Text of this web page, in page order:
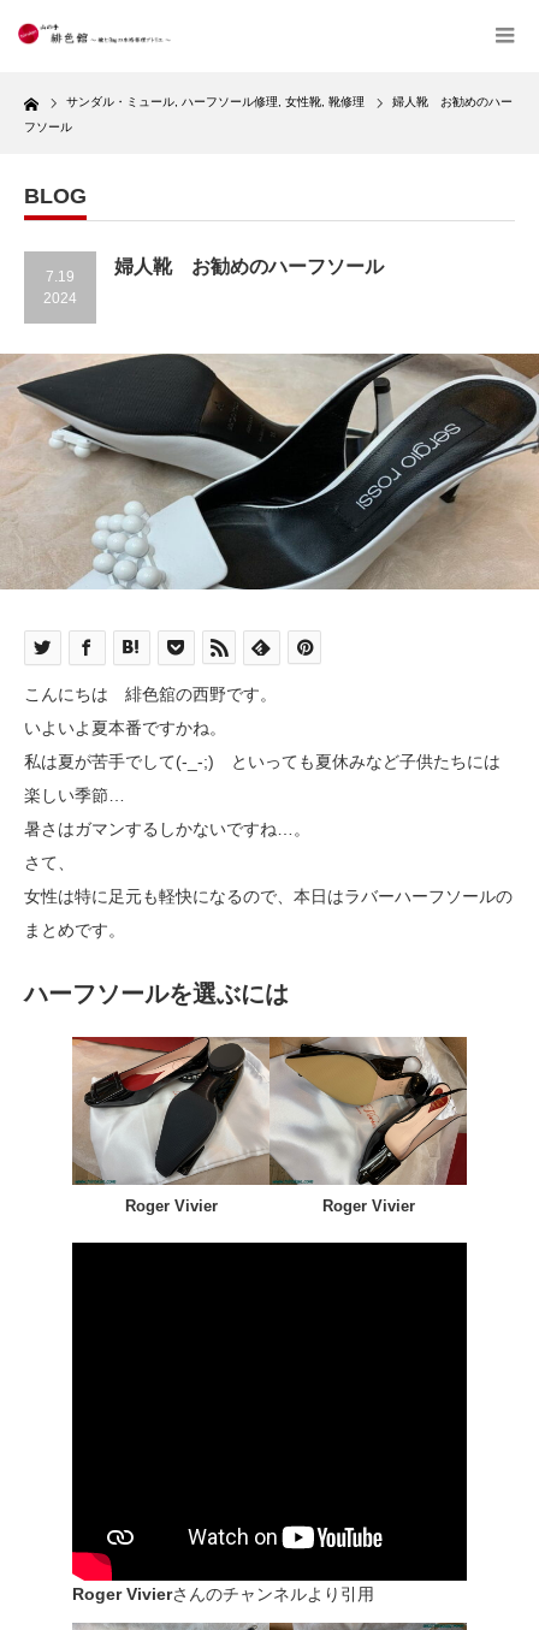
Home サンダル・ミュール ハーフソール修理 女性靴 靴修理
婦人靴 お勧めのハー
フソール
BLOG
7.19
2024
婦人靴 お勧めのハーフソール
こんにちは 緋色舘の西野です。
いよいよ夏本番ですかね。
私は夏が苦手でして(-_-;) といっても夏休みなど子供たちには
楽しい季節…
暑さはガマンするしかないですね…。
さて、
女性は特に足元も軽快になるので、本日はラバーハーフソールの
まとめです。
ハーフソールを選ぶには
Roger Vivier Roger Vivier
Roger Vivierさんのチャンネルより引用